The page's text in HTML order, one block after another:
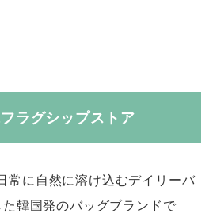
ラグシップストア
常に自然に溶け込むデイリーバ
韓国発のバッグブランドで